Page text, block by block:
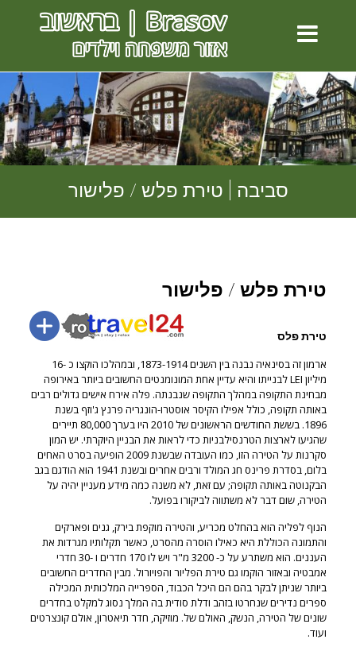
סביבה | טירת פלש / פלישור
טירת פלש / פלישור
טירת פלס
ארמון זה בסינאיה נבנה בין השנים 1873-1914, ובמהלכו הוקצו כ -16
מיליון LEI לבנייתו והיא עדיין אחת המונומנטים החשובים ביותר באירופה
מבחינת התקופה במהלך התקופה שנבנתה. פלה אירח אישים גדולים רבים
באותה תקופה, כולל אפילו הקיסר אוסטרו-הונגריה פרנץ ג'וזף בשנת
1896. בששת החודשים הראשונים של 2010 היו בערך 80,000 תיירים
שהגיעו לארצות הטרנסילבניות כדי לראות את הבניין היוקרתי. יש המון
סקרנות על הטירה הזו, כמו העובדה שבשנת 2009 הופיעה בסרט האחים
בלום, בסדרת פרינס חג המולד ורבים אחרים ובשנת 1941 הוא הודגם בגב
הבקנוטה באותה תקופה; עם זאת, לא משנה כמה מידע מעניין יהיה על
הטירה, שום דבר לא משתווה לביקורו בפועל.
הנוף לפליה הוא בהחלט מכריע, והטירה מוקפת בירק, גנים ופארקים
והתמונה הכוללת היא כאילו הוסרה מהסרט, כאשר תקלותיו מגרדות את
העננים. הוא משתרע על כ- 3200 מ"ר ויש לו 170 חדרים ו -30 חדרי
אמבטיה ובאזור הוקמו גם טירת הפליור והפויורול. מבין החדרים החשובים
ביותר שניתן לבקר בהם הם היכל הכבוד, הספרייה המלכותית המכילה
ספרים נדירים שנחרטו בזהב ודלת סודית בה המלך נסוג למקלט בחדרים
שונים של הטירה, הנשק, האולם של. מוזיקה, חדר תיאטרון, אולם קונצרטים
ועוד.